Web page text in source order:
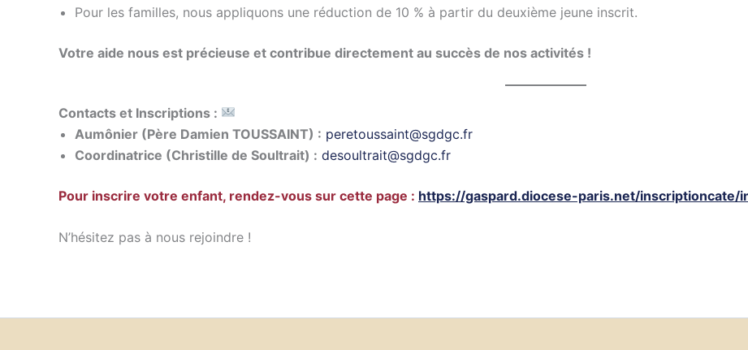
Pour les familles, nous appliquons une réduction de 10 % à partir du deuxième jeune inscrit.
Votre aide nous est précieuse et contribue directement au succès de nos activités !
Contacts et Inscriptions :
Aumônier (Père Damien TOUSSAINT) : peretoussaint@sgdgc.fr
Coordinatrice (Christille de Soultrait) : desoultrait@sgdgc.fr
Pour inscrire votre enfant, rendez-vous sur cette page : https://gaspard.diocese-paris.net/inscriptioncate/
N’hésitez pas à nous rejoindre !